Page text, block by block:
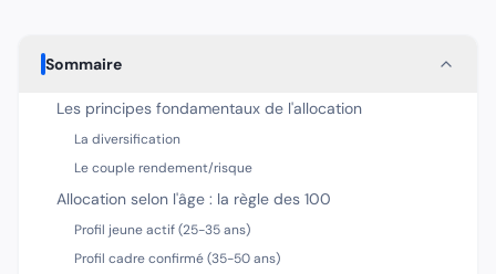
Sommaire
Les principes fondamentaux de l'allocation
La diversification
Le couple rendement/risque
Allocation selon l'âge : la règle des 100
Profil jeune actif (25-35 ans)
Profil cadre confirmé (35-50 ans)